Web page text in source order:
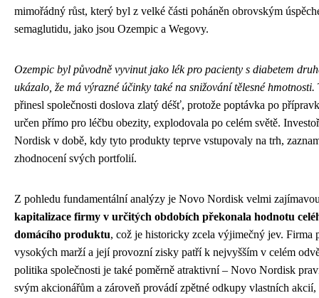
mimořádný růst, který byl z velké části poháněn obrovským
semaglutidu, jako jsou Ozempic a Wegovy.
Ozempic byl původně vyvinut jako lék pro pacienty s diabetem
ukázalo, že má výrazné účinky také na snižování tělesné hmotnosti.
přinesl společnosti doslova zlatý déšť, protože poptávka po
určen přímo pro léčbu obezity, explodovala po celém světě.
Nordisk v době, kdy tyto produkty teprve vstupovaly na trh,
zhodnocení svých portfolií.
Z pohledu fundamentální analýzy je Novo Nordisk velmi
kapitalizace firmy v určitých obdobích překonala hodnotu
domácího produktu, což je historicky zcela výjimečný jev. Firma
vysokých marží a její provozní zisky patří k nejvyšším v celém
politika společnosti je také poměrně atraktivní – Novo Nordisk
svým akcionářům a zároveň provádí zpětné odkupy vlastních